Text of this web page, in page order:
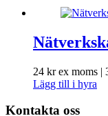
24 krex moms |
Lägg till i hyra
Kontakta oss